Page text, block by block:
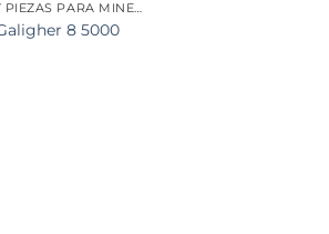
REFACCIONES Y PIEZAS PARA MINERÍA
8 5000